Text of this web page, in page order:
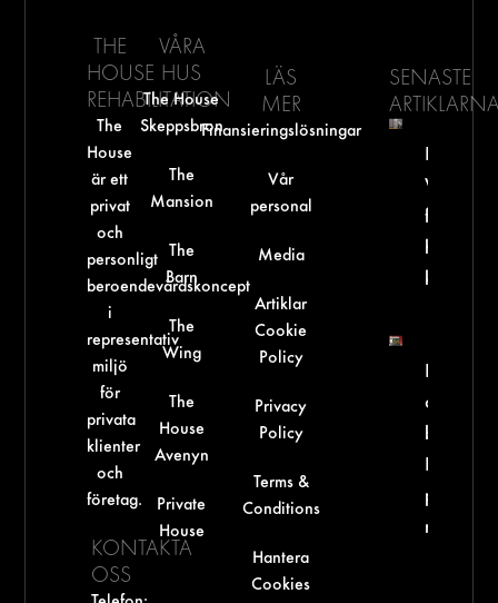
THE
HOUSE
REHABILITATION
The
House
är ett
privat
och
personligt
beroendevårdskoncept
i
representativ
miljö
för
privata
klienter
och
företag.
KONTAKTA
OSS
VÅRA
HUS
The House
Skeppsbron
The
Mansion
The
Barn
The
Wing
The
House
Avenyn
Private
House
LÄS
MER
Finansieringslösningar
Vår
personal
Media
Artiklar
Cookie
Policy
Privacy
Policy
Terms &
Conditions
Hantera
Cookies
SENASTE
Vad
hur
klinisk
och
Risker
personer
med